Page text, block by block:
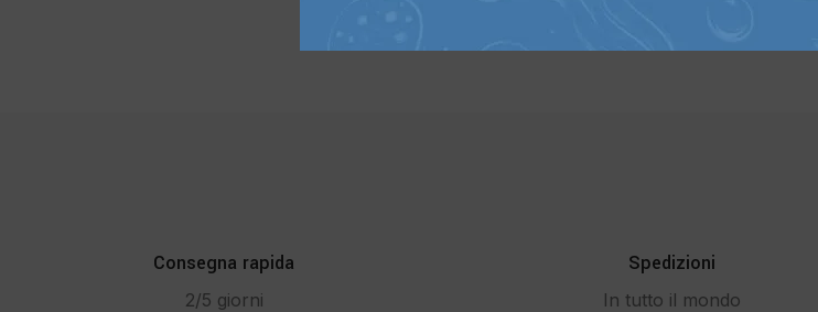
Consegna rapida
2/5 giorni
Spedizioni
In tutto il mondo